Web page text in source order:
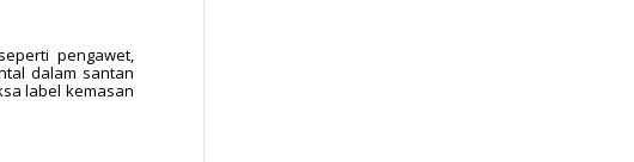
pengawet,
dalam santan
label kemasan